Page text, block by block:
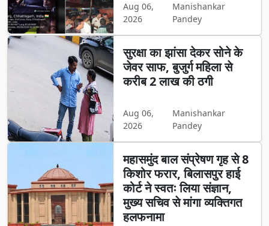
Aug 06,
2026
Manishankar
Pandey
सुरक्षा का झांसा देकर सोने के
जेवर साफ, बुजुर्ग महिला से
करीब 2 लाख की ठगी
Aug 06,
2026
Manishankar
Pandey
महासमुंद बाल संप्रेषण गृह से 8
किशोर फरार, बिलासपुर हाई
कोर्ट ने स्वतः लिया संज्ञान,
मुख्य सचिव से मांगा व्यक्तिगत
हलफनामा